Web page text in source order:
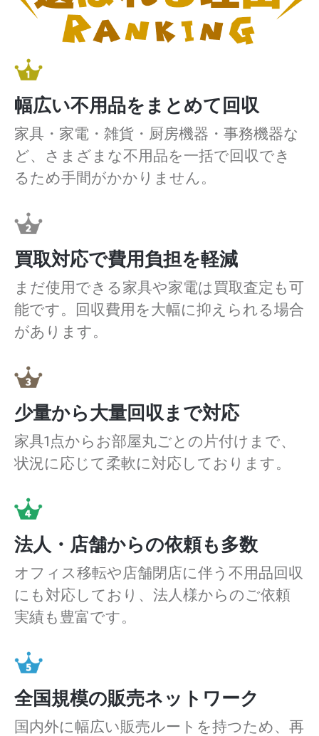
幅広い不用品をまとめて回収
家具・家電・雑貨・厨房機器・事務機器な
ど、さまざまな不用品を一括で回収でき
るため手間がかかりません。
買取対応で費用負担を軽減
まだ使用できる家具や家電は買取査定も可
能です。回収費用を大幅に抑えられる場合
があります。
少量から大量回収まで対応
家具1点からお部屋丸ごとの片付けまで、
状況に応じて柔軟に対応しております。
法人・店舗からの依頼も多数
オフィス移転や店舗閉店に伴う不用品回収
にも対応しており、法人様からのご依頼
実績も豊富です。
全国規模の販売ネットワーク
国内外に幅広い販売ルートを持つため、再